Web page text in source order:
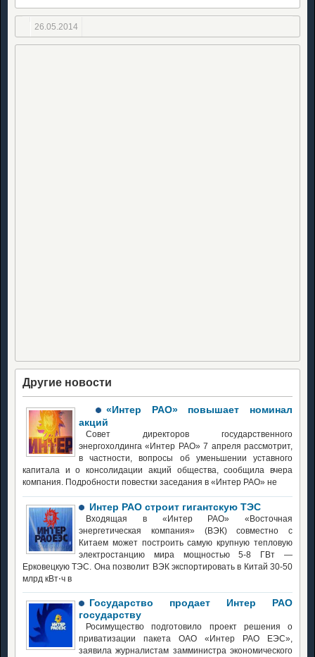
26.05.2014
Другие новости
«Интер РАО» повышает номинал
акций
Совет директоров государственного
энергохолдинга «Интер РАО» 7 апреля рассмотрит,
в частности, вопросы об уменьшении уставного
капитала и о консолидации акций общества, сообщила вчера
компания. Подробности повестки заседания в «Интер РАО» не
Интер РАО строит гигантскую ТЭС
Входящая в «Интер РАО» «Восточная
энергетическая компания» (ВЭК) совместно с
Китаем может построить самую крупную тепловую
электростанцию мира мощностью 5-8 ГВт —
Ерковецкую ТЭС. Она позволит ВЭК экспортировать в Китай 30-50
млрд кВт⋅ч в
Государство продает Интер РАО
государству
Росимущество подготовило проект решения о
приватизации пакета ОАО «Интер РАО ЕЭС»,
заявила журналистам замминистра экономического